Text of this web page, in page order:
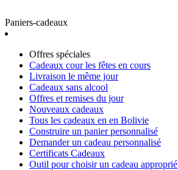
Paniers-cadeaux
Offres spéciales
Cadeaux cour les fêtes en cours
Livraison le même jour
Cadeaux sans alcool
Offres et remises du jour
Nouveaux cadeaux
Tous les cadeaux en en Bolivie
Construire un panier personnalisé
Demander un cadeau personnalisé
Certificats Cadeaux
Outil pour choisir un cadeau approprié